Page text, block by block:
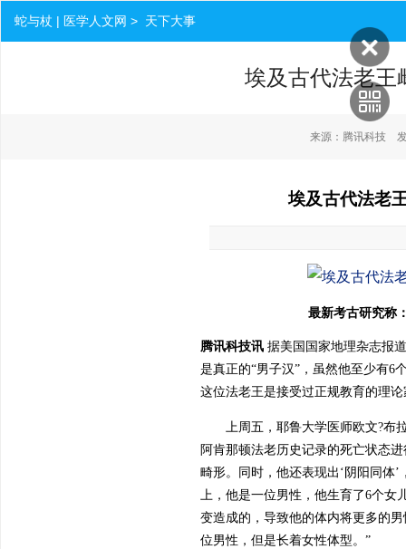
蛇与杖 | 医学人文网 > 天下大事
埃及古代法老王
来源：腾讯科技
埃及古代法老
最新考古研究称
腾讯科技讯 据美国国家地理杂志报
是真正的“男子汉”，虽然他至少有6
这位法老王是接受过正规教育的理论
上周五，耶鲁大学医师欧文?布
阿肯那顿法老历史记录的死亡状态
畸形。同时，他还表现出‘阴阳同
上，他是一位男性，他生育了6个女
变造成的，导致他的体内将更多的
位男性，但是长着女性体型。”